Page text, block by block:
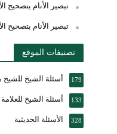
تبصير الأنام بتصحيح
تبصير الأنام بتصحيح
تصنيفات الموقع
أسئلة الشيخ للشيخ 179
أسئلة الشيخ للعلامة 133
الأسئلة الحديثية 328